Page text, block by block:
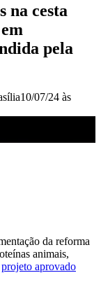
na cesta
pela
10/07/24 às
da reforma
animais,
projeto aprovado